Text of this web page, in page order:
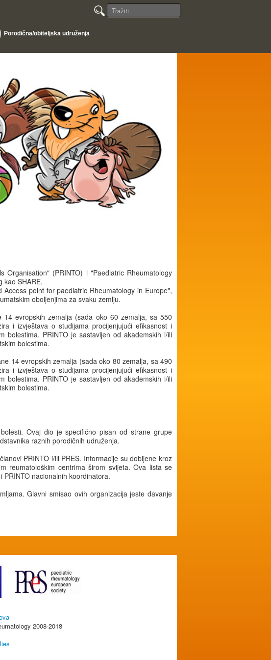
Porodična/obiteljska udruženja
(PRINTO) i "Paediatric Rheumatology
kao SHARE.
point for paediatric Rheumatology in Europe",
oboljenjima za svaku zemlju.
evropskih zemalja (sada oko 60 zemalja, sa 550
i izvještava o studijama procijenjujući efikasnost i
bolestima. PRINTO je sastavljen od akademskih i/ili
bolestima.
14 evropskih zemalja (sada oko 80 zemalja, sa 490
i izvještava o studijama procijenjujući efikasnost i
bolestima. PRINTO je sastavljen od akademskih i/ili
bolestima.
Ovaj dio je specifično pisan od strane grupe
raznih porodičnih udruženja.
PRINTO i/ili PRES. Informacije su dobijene kroz
reumatološkim centrima širom svijeta. Ova lista se
nacionalnih koordinatora.
Glavni smisao ovih organizacija jeste davanje
2008-2018